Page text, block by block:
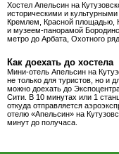
Хостел Апельсин на
историческими и
Кремлем, Красной площадью,
и музеем-панорамой
метро до Арбата, Охотного
Как доехать до хостела
Мини-отель Апельсин на
не только для туристов, но и
можно доехать до
Сити. В 10 минутах или 1
откуда отправляется
отелю «Апельсин» на
минут до получаса.